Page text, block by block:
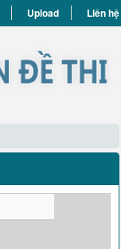
Upload Liên hệ